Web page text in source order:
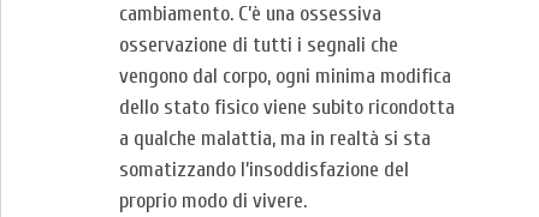
cambiamento. C’è una ossessiva
osservazione di tutti i segnali che
vengono dal corpo, ogni minima modifica
dello stato fisico viene subito ricondotta
a qualche malattia, ma in realtà si sta
somatizzando l’insoddisfazione del
proprio modo di vivere.